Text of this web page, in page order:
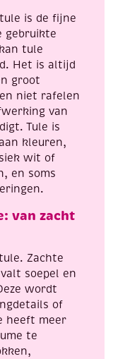
aantal
is de fijne
gebruikte
tule
Het is altijd
groot
niet rafelen
van
Tule is
kleuren,
wit of
en soms
van zacht
Zachte
soepel en
wordt
of
heeft meer
te